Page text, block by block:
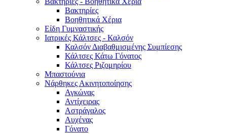
Βακτηρίες
Βοηθητικά Χέρια
Είδη Γυμναστικής
Ιατρικές Κάλτσες - Καλσόν
Καλσόν Διαβαθμισμένης Συμπίεσης
Κάλτσες Κάτω Γόνατος
Κάλτσες Ριζομηρίου
Μπαστούνια
Νάρθηκες Ακινητοποίησης
Αγκώνας
Αντίχειρας
Αστράγαλος
Αυχένας
Γόνατο